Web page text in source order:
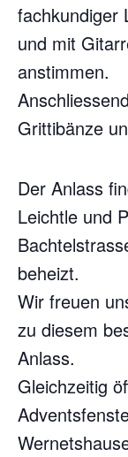
fachkundiger
und mit
anstimmen.
Grittibänze
Der Anlass
Leichtle und
beheizt.
Wir freuen
zu diesem
Anlass.
Gleichzeitig